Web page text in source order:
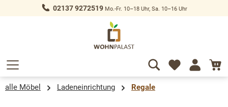
springen 02137 9272519Mo.-Fr. 10–18 Uhr, Sa. 10–16 Uhr
alle Möbel Ladeneinrichtung Regale